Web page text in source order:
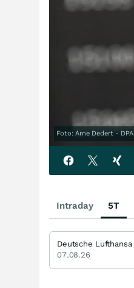
Foto: Arne Dedert - DPA
Intraday 5T
Deutsche Lufthansa
07.08.26